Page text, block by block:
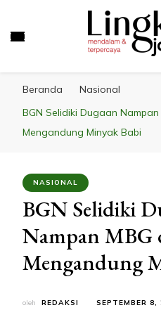
Beranda
Nasional
BGN Selidiki Dugaan
Mengandung Minyak Babi
NASIONAL
BGN Selidiki
Nampan MBG
Mengandung
oleh REDAKSI SEPTEMBER 8,